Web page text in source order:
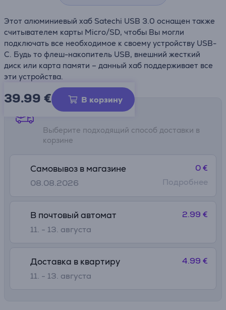
Этот алюминиевый хаб Satechi USB 3.0 оснащен также
считывателем карты Micro/SD, чтобы Вы могли
подключать все необходимое к своему устройству USB-
C. Будь то флеш-накопитель USB, внешний жесткий
диск или карта памяти – данный хаб поддерживает все
эти устройства.
39.99 € В корзину
Способы доставки
Выберите подходящий способ доставки в
корзине
Самовывоз в магазине
08.08.2026
0 €
Подробнее
В почтовый автомат
11. - 13. августа
2.99 €
Доставка в квартиру
11. - 13. августа
4.99 €